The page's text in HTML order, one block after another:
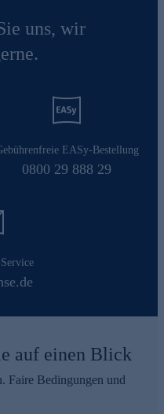
uns, wir
EASy-Bestellung
0800 29 888 29
auf einen Blick
Faire Bedingungen und